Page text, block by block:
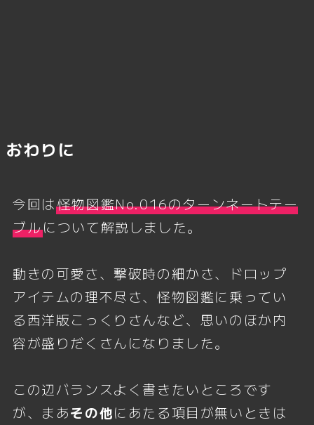
おわりに
今回は怪物図鑑No.016のターンネートテー
ブルについて解説しました。
動きの可愛さ、撃破時の細かさ、ドロップ
アイテムの理不尽さ、怪物図鑑に乗ってい
る西洋版こっくりさんなど、思いのほか内
容が盛りだくさんになりました。
この辺バランスよく書きたいところです
が、まあその他にあたる項目が無いときは